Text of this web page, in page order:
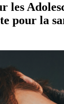
les
pour la